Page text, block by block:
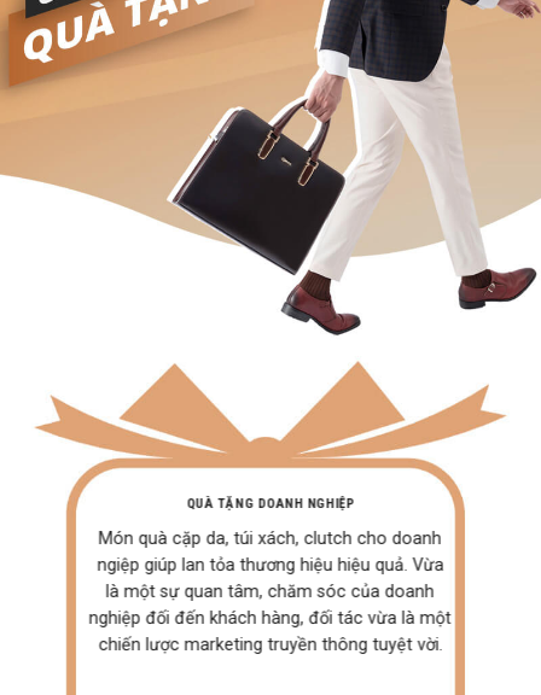
QUÀ TẶNG DOANH NGHIỆP
Món quà cặp da, túi xách, clutch cho doanh
ngiệp giúp lan tỏa thương hiệu hiệu quả. Vừa
là một sự quan tâm, chăm sóc của doanh
nghiệp đối đến khách hàng, đối tác vừa là một
chiến lược marketing truyền thông tuyệt vời.